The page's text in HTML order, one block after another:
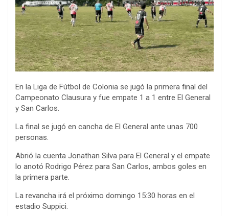
En la Liga de Fútbol de Colonia se jugó la primera final del
Campeonato Clausura y fue empate 1 a 1 entre El General
y San Carlos.
La final se jugó en cancha de El General ante unas 700
personas.
Abrió la cuenta Jonathan Silva para El General y el empate
lo anotó Rodrigo Pérez para San Carlos, ambos goles en
la primera parte.
La revancha irá el próximo domingo 15:30 horas en el
estadio Suppici.